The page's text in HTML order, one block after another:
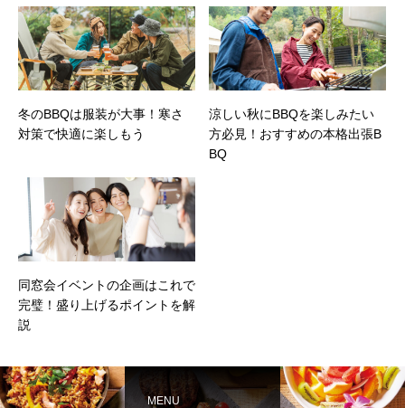
冬のBBQは服装が大事！寒さ
対策で快適に楽しもう
涼しい秋にBBQを楽しみたい
方必見！おすすめの本格出張B
BQ
同窓会イベントの企画はこれで
完璧！盛り上げるポイントを解
説
MENU